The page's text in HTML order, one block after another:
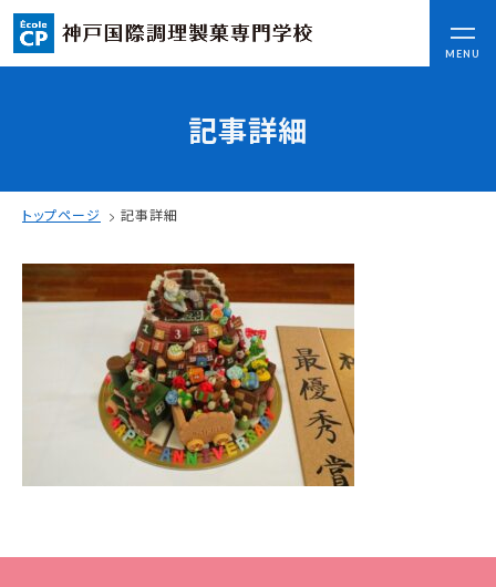
MENU
CLOSE
ここから始まる私の未来
入学情報
指定校推薦入試
記事詳細
トップページ 記事詳細